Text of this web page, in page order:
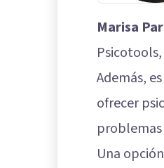
Marisa
Además,
ofrecer
problemas
Una